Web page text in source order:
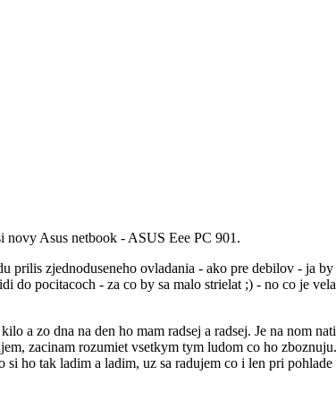
novy Asus netbook - ASUS Eee PC 901.
prilis zjednoduseneho ovladania - ako pre debilov - ja by
do pocitacoch - za co by sa malo strielat ;) - no co je
a zo dna na den ho mam radsej a radsej. Je na nom
zacinam rozumiet vsetkym tym ludom co ho
ho tak ladim a ladim, uz sa radujem co i len pri pohlade